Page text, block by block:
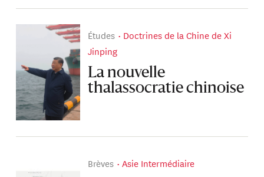
Études
Doctrines de la Chine de Xi
Jinping
La nouvelle
thalassocratie chinoise
Brèves Asie Intermédiaire